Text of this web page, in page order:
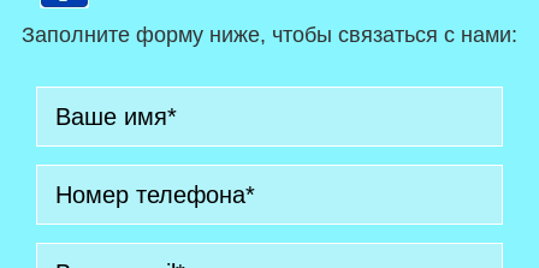
Заполните форму ниже, чтобы связаться с нами: